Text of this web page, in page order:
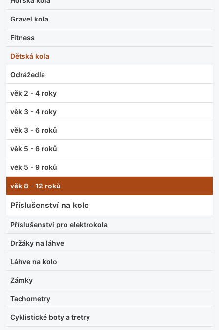
Gravel kola
Fitness
Dětská kola
Odrážedla
věk 2 - 4 roky
věk 3 - 4 roky
věk 3 - 6 roků
věk 5 - 6 roků
věk 5 - 9 roků
věk 8 - 12 roků
Příslušenství na kolo
Příslušenství pro elektrokola
Držáky na láhve
Láhve na kolo
Zámky
Tachometry
Cyklistické boty a tretry